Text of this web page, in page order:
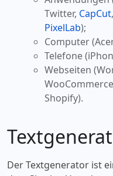
Twitter, CapCut
PixelLab);
Computer
Telefone
Webseiten
Shopify).
Der Textgenerator ist